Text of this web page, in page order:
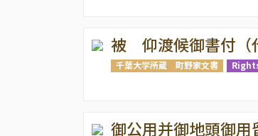
被 仰渡候御書付（
千葉大学所蔵 町野家文書
御公用并御地頭御用